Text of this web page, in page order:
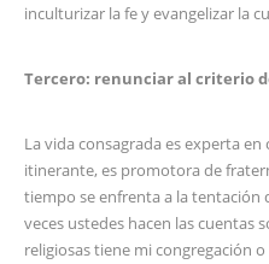
inculturizar la fe y evangelizar la
Tercero: renunciar al criterio
La vida consagrada es experta
itinerante, es promotora de
tiempo se enfrenta a la tentación
veces ustedes hacen las cuentas
religiosas tiene mi congregación